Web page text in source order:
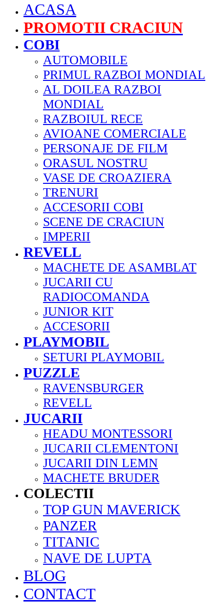
ACASA
PROMOTII CRACIUN
COBI
AUTOMOBILE
PRIMUL RAZBOI MONDIAL
AL DOILEA RAZBOI
MONDIAL
RAZBOIUL RECE
AVIOANE COMERCIALE
PERSONAJE DE FILM
ORASUL NOSTRU
VASE DE CROAZIERA
TRENURI
ACCESORII COBI
SCENE DE CRACIUN
IMPERII
REVELL
MACHETE DE ASAMBLAT
JUCARII CU
RADIOCOMANDA
JUNIOR KIT
ACCESORII
PLAYMOBIL
SETURI PLAYMOBIL
PUZZLE
RAVENSBURGER
REVELL
JUCARII
HEADU MONTESSORI
JUCARII CLEMENTONI
JUCARII DIN LEMN
MACHETE BRUDER
COLECTII
TOP GUN MAVERICK
PANZER
TITANIC
NAVE DE LUPTA
BLOG
CONTACT